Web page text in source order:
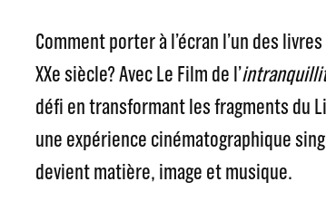
Comment porter à l’écran l’un des
XXe siècle? Avec Le Film de l’
défi en transformant les fragments du
une expérience cinématographique
devient matière, image et musique.